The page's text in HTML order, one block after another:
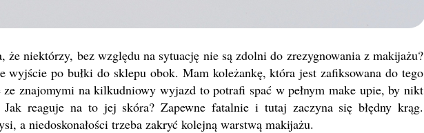
że niektórzy, bez względu na sytuację nie są zdolni do zrezygnowania z makijażu?
wyjście po bułki do sklepu obok. Mam koleżankę, która jest zafiksowana do tego
znajomymi na kilkudniowy wyjazd to potrafi spać w pełnym make upie, by nikt
reaguje na to jej skóra? Zapewne fatalnie i tutaj zaczyna się błędny krąg.
a niedoskonałości trzeba zakryć kolejną warstwą makijażu.